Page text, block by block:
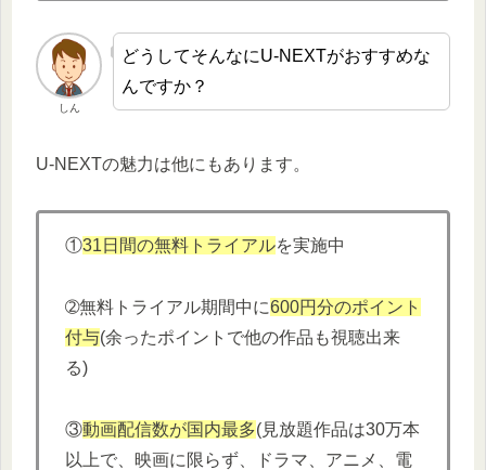
しん
どうしてそんなにU-NEXTがおすすめな
んですか？
U-NEXTの魅力は他にもあります。
①31日間の無料トライアルを実施中
➁無料トライアル期間中に600円分のポイント
付与(余ったポイントで他の作品も視聴出来
る)
③動画配信数が国内最多(見放題作品は30万本
以上で、映画に限らず、ドラマ、アニメ、電